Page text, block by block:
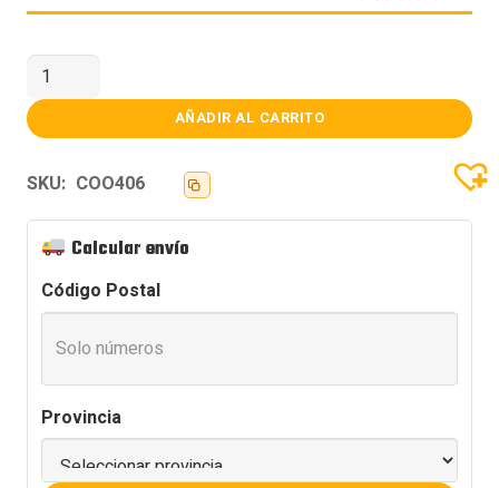
FAN
COOLER
COOLER
MASTER
MF120
ARGB
120MM
cantidad
AÑADIR AL CARRITO
SKU: COO406
Calcular envío
Código Postal
Provincia